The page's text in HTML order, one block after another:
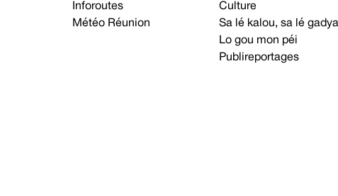
Inforoutes
Météo Réunion
Culture
Sa lé kalou, sa lé
Lo gou mon péi
Publireportages